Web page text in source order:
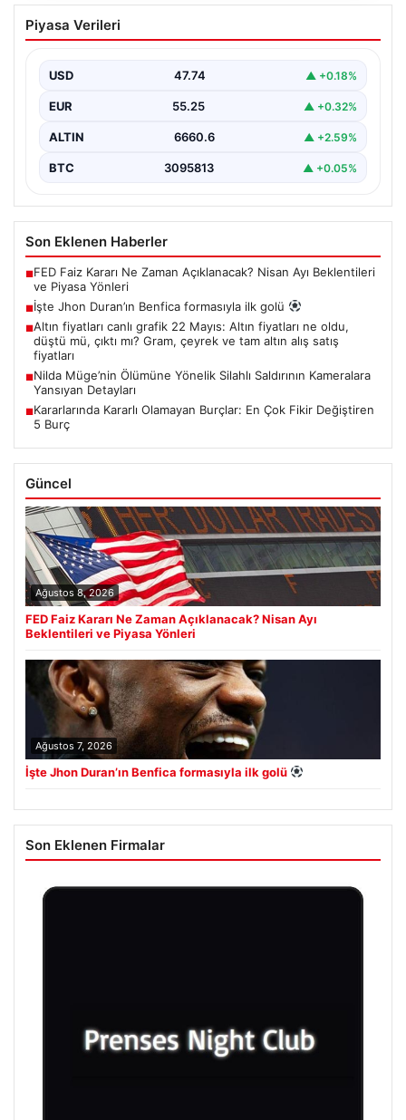
İşte Jhon Duran’ın Benfica formasıyla
ilk golü
Piyasa Verileri
USD 47.74 ▲ +0.18%
EUR 55.25 ▲ +0.32%
ALTIN 6660.6 ▲ +2.59%
BTC 3095813 ▲ +0.05%
Son Eklenen Haberler
■FED Faiz Kararı Ne Zaman Açıklanacak? Nisan Ayı Beklentileri
ve Piyasa Yönleri
■İşte Jhon Duran’ın Benfica formasıyla ilk golü
■Altın fiyatları canlı grafik 22 Mayıs: Altın fiyatları ne oldu,
düştü mü, çıktı mı? Gram, çeyrek ve tam altın alış satış
fiyatları
■Nilda Müge’nin Ölümüne Yönelik Silahlı Saldırının Kameralara
Yansıyan Detayları
■Kararlarında Kararlı Olamayan Burçlar: En Çok Fikir Değiştiren
5 Burç
Güncel
Ağustos 8, 2026
FED Faiz Kararı Ne Zaman Açıklanacak? Nisan Ayı
Beklentileri ve Piyasa Yönleri
Ağustos 7, 2026
İşte Jhon Duran’ın Benfica formasıyla ilk golü
Son Eklenen Firmalar